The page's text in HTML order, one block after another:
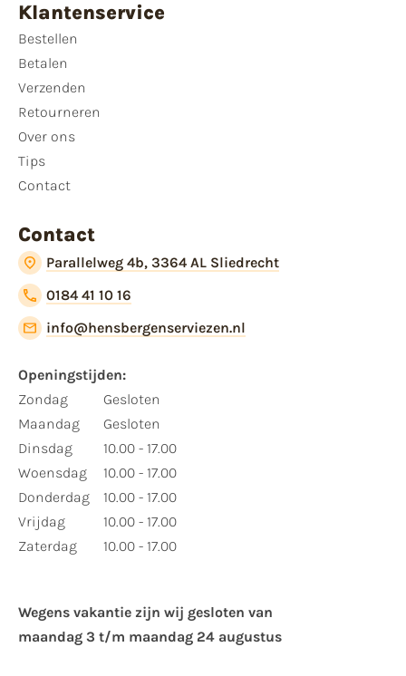
Klantenservice
Bestellen
Betalen
Verzenden
Retourneren
Over ons
Tips
Contact
Contact
Parallelweg 4b, 3364 AL Sliedrecht
0184 41 10 16
info@hensbergenserviezen.nl
Openingstijden:
Zondag
Maandag
Dinsdag
Woensdag
Donderdag
Vrijdag
Zaterdag
Gesloten
Gesloten
10.00 - 17.00
10.00 - 17.00
10.00 - 17.00
10.00 - 17.00
10.00 - 17.00
Wegens vakantie zijn wij gesloten van ​
maandag 3 t/m maandag 24 augustus